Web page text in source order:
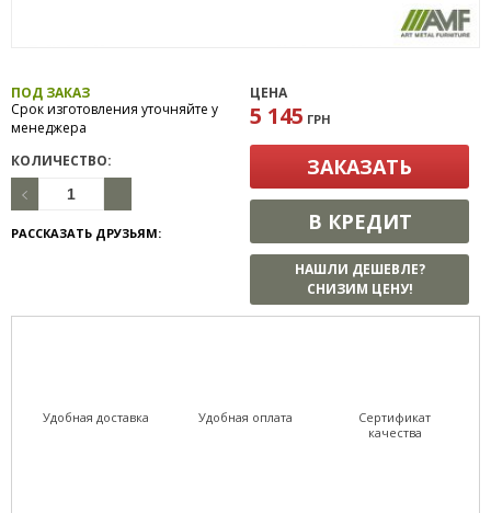
ПОД ЗАКАЗ
Срок изготовления уточняйте у
менеджера
КОЛИЧЕСТВО:
РАССКАЗАТЬ ДРУЗЬЯМ:
ЦЕНА
5 145 ГРН
ЗАКАЗАТЬ
В КРЕДИТ
НАШЛИ ДЕШЕВЛЕ?
СНИЗИМ ЦЕНУ!
Удобная доставка Удобная оплата
Сертификат
качества